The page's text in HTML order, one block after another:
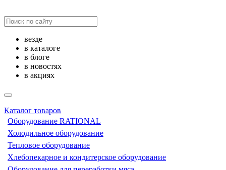
везде
в каталоге
в блоге
в новостях
в акциях
Каталог товаров
Оборудование RATIONAL
Холодильное оборудование
Тепловое оборудование
Хлебопекарное и кондитерское оборудование